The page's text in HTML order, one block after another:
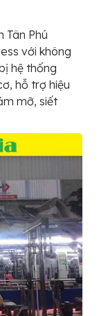
Tân Phú
với không
hệ thống
hỗ trợ hiệu
mỡ, siết